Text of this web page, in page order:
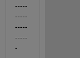
-----
-----
-----
-----
-